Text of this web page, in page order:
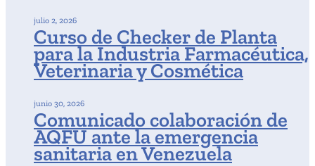
Curso de Checker de Planta
para la Industria Farmacéutica,
Veterinaria y Cosmética
julio 2, 2026
Comunicado colaboración de
AQFU ante la emergencia
sanitaria en Venezuela
junio 30, 2026